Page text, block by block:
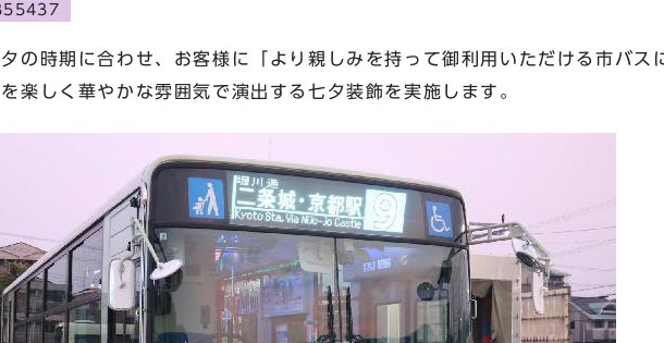
の時期に合わせ、お客様に「より親しみを持って御利用いただける市バス
楽しく華やかな雰囲気で演出する七夕装飾を実施します。